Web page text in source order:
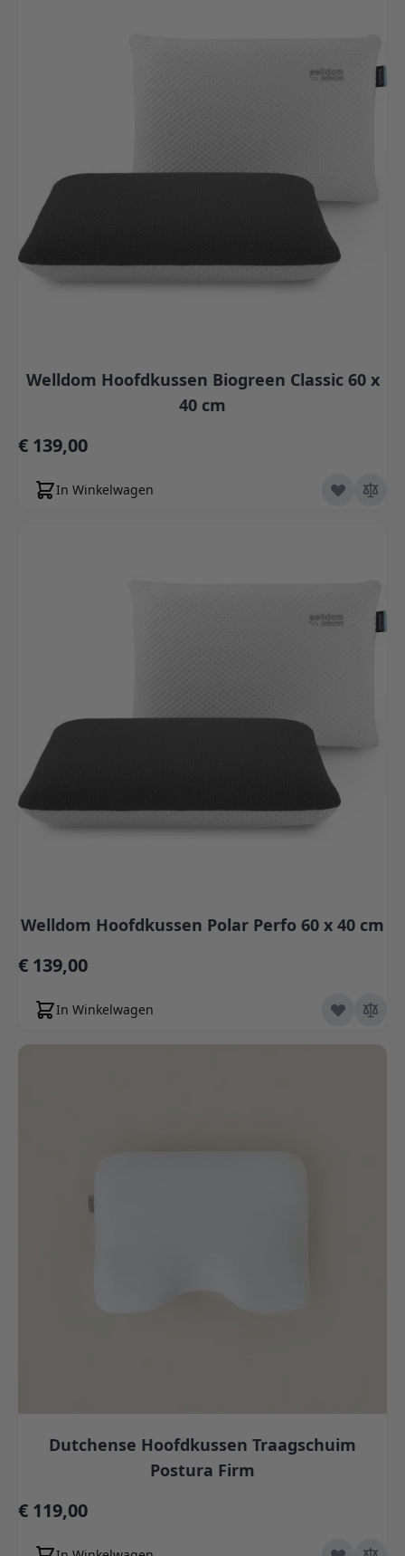
Welldom Hoofdkussen Biogreen Classic 60 x
40 cm
€ 139,00
In Winkelwagen
Welldom Hoofdkussen Polar Perfo 60 x 40 cm
€ 139,00
In Winkelwagen
Dutchense Hoofdkussen Traagschuim
Postura Firm
€ 119,00